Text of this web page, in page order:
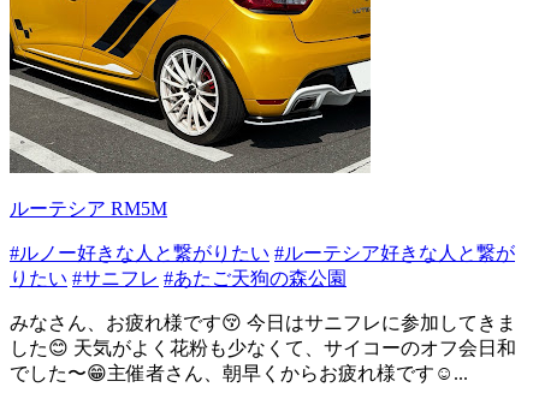
ルーテシア RM5M
#ルノー好きな人と繋がりたい #ルーテシア好きな人と繋が
りたい #サニフレ #あたご天狗の森公園
みなさん、お疲れ様です😚 今日はサニフレに参加してきま
した😊 天気がよく花粉も少なくて、サイコーのオフ会日和
でした〜😁主催者さん、朝早くからお疲れ様です☺...